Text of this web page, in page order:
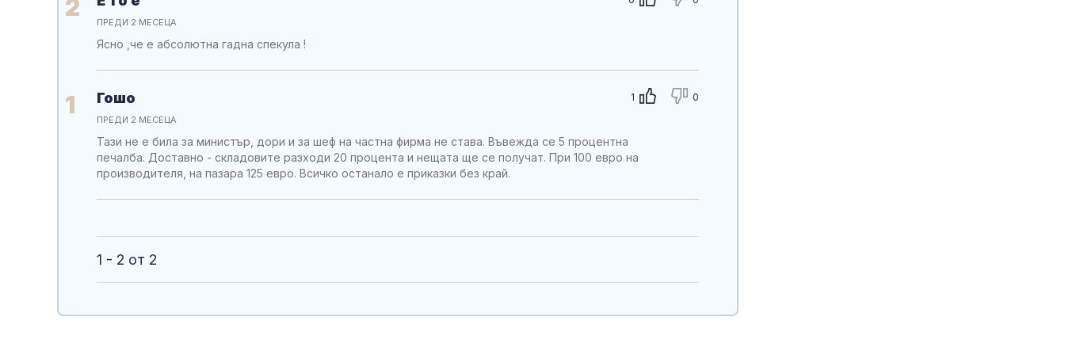
2
ПРЕДИ 2 МЕСЕЦА
Ясно ,че е абсолютна гадна спекула !
1 1 0
Гошо
ПРЕДИ 2 МЕСЕЦА
Тази не е била за министър, дори и за шеф на частна фирма не става. Въвежда се 5 процентна
печалба. Доставно - складовите разходи 20 процента и нещата ще се получат. При 100 евро на
производителя, на пазара 125 евро. Всичко останало е приказки без край.
1 - 2 от 2